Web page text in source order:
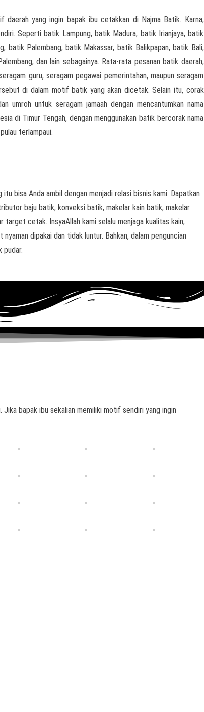
yang ingin bapak ibu cetakkan di Najma Batik. Karna,
Seperti batik Lampung, batik Madura, batik Irianjaya, batik
batik Palembang, batik Makassar, batik Balikpapan, batik Bali,
dan lain sebagainya. Rata-rata pesanan batik daerah,
guru, seragam pegawai pemerintahan, maupun seragam
di dalam motif batik yang akan dicetak. Selain itu, corak
umroh untuk seragam jamaah dengan mencantumkan nama
di Timur Tengah, dengan menggunakan batik bercorak nama
terlampaui.
bisa Anda ambil dengan menjadi relasi bisnis kami. Dapatkan
baju batik, konveksi batik, makelar kain batik, makelar
cetak. InsyaAllah kami selalu menjaga kualitas kain,
dipakai dan tidak luntur. Bahkan, dalam penguncian
pudar.
bapak ibu sekalian memiliki motif sendiri yang ingin